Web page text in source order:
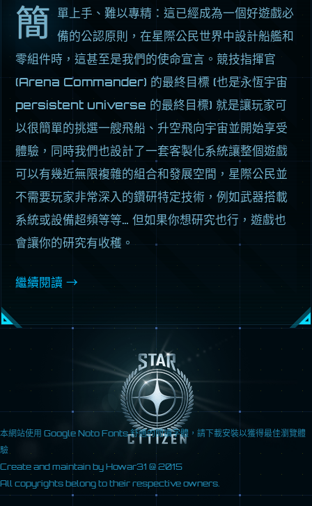
簡 單上手、難以專精：這已經成為一個好遊戲必
備的公認原則，在星際公民世界中設計船艦和
零組件時，這甚至是我們的使命宣言。競技指揮官
(Arena Commander) 的最終目標 (也是永恆宇宙
persistent universe 的最終目標) 就是讓玩家可
以很簡單的挑選一艘飛船、升空飛向宇宙並開始享受
體驗，同時我們也設計了一套客製化系統讓整個遊戲
可以有幾近無限複雜的組合和發展空間，星際公民並
不需要玩家非常深入的鑽研特定技術，例如武器搭載
系統或設備超頻等等… 但如果你想研究也行，遊戲也
會讓你的研究有收穫。
繼續閱讀 →
本網站使用 Google Noto Fonts舒適的閱讀字體，請下載安裝以獲得最佳瀏覽體
驗
Create and maintain by Howar31 @ 2015
All copyrights belong to their respective owners.